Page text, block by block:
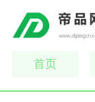
首页